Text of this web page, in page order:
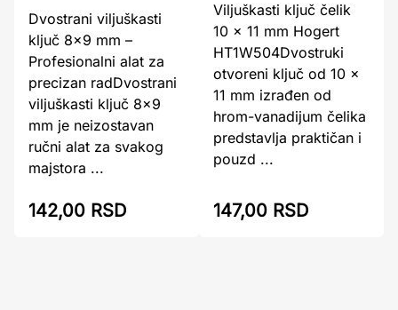
Dvostrani viljuškasti
ključ 8x9 mm –
Profesionalni alat za
precizan radDvostrani
viljuškasti ključ 8×9
mm je neizostavan
ručni alat za svakog
majstora ...
142,00 RSD
Viljuškasti ključ čelik
10 x 11 mm Hogert
HT1W504Dvostruki
otvoreni ključ od 10 x
11 mm izrađen od
hrom-vanadijum čelika
predstavlja praktičan i
pouzd ...
147,00 RSD